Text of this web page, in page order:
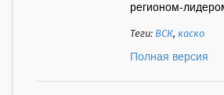
регионом-
Теги:ВСК,каско
Полная версия